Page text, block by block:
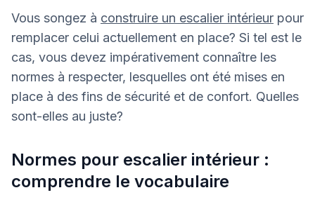
Vous songez à construire un escalier intérieur pour
remplacer celui actuellement en place? Si tel est le
cas, vous devez impérativement connaître les
normes à respecter, lesquelles ont été mises en
place à des fins de sécurité et de confort. Quelles
sont-elles au juste?
Normes pour escalier intérieur :
comprendre le vocabulaire